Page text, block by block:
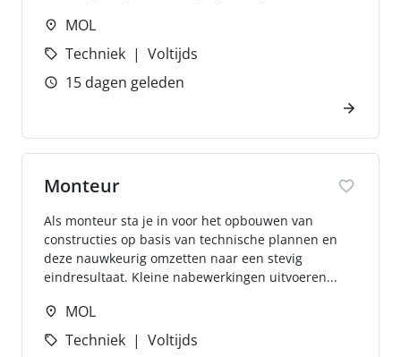
MOL
Techniek
Voltijds
15 dagen geleden
Monteur
Als monteur sta je in voor het opbouwen van
constructies op basis van technische plannen en
deze nauwkeurig omzetten naar een stevig
eindresultaat. Kleine nabewerkingen uitvoeren...
MOL
Techniek
Voltijds